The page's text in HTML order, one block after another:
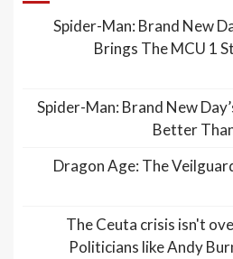
Spider-Man: Brand New
Brings The MCU 1
Spider-Man: Brand New
Better
Dragon Age: The
The Ceuta crisis isn't
Politicians like Andy